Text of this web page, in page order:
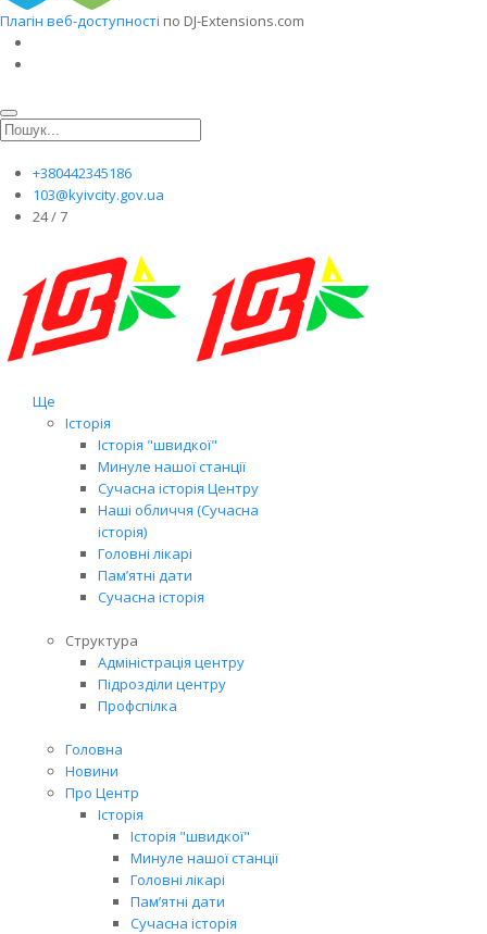
Плагін веб-доступності по DJ-Extensions.com
+380442345186
103@kyivcity.gov.ua
24 / 7
Ще
Історія
Історія "швидкої"
Минуле нашої станції
Сучасна історія Центру
Наші обличчя (Сучасна
історія)
Головні лікарі
Пам’ятні дати
Сучасна історія
Структура
Адміністрація центру
Підрозділи центру
Профспілка
Головна
Новини
Про Центр
Історія
Історія "швидкої"
Минуле нашої станції
Головні лікарі
Пам’ятні дати
Сучасна історія